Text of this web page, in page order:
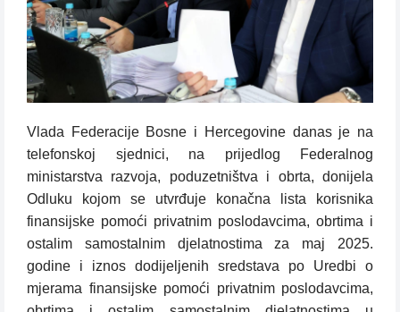
Vlada Federacije Bosne i Hercegovine danas je na
telefonskoj sjednici, na prijedlog Federalnog
ministarstva razvoja, poduzetništva i obrta, donijela
Odluku kojom se utvrđuje konačna lista korisnika
finansijske pomoći privatnim poslodavcima, obrtima i
ostalim samostalnim djelatnostima za maj 2025.
godine i iznos dodijeljenih sredstava po Uredbi o
mjerama finansijske pomoći privatnim poslodavcima,